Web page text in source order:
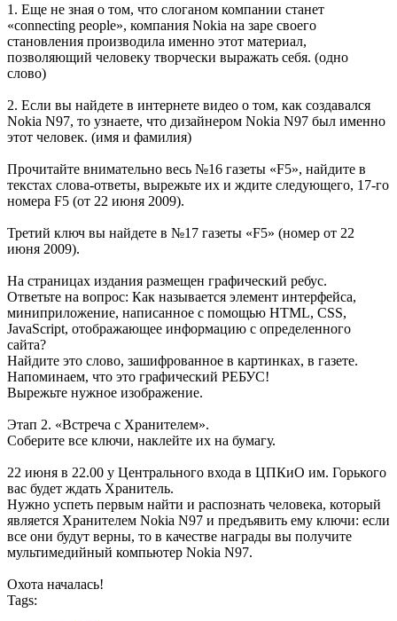
1. Еще не зная о том, что слоганом компании станет
«connecting people», компания Nokia на заре своего
становления производила именно этот материал,
позволяющий человеку творчески выражать себя. (одно
слово)
2. Если вы найдете в интернете видео о том, как создавался
Nokia N97, то узнаете, что дизайнером Nokia N97 был именно
этот человек. (имя и фамилия)
Прочитайте внимательно весь №16 газеты «F5», найдите в
текстах слова-ответы, вырежьте их и ждите следующего, 17-го
номера F5 (от 22 июня 2009).
Третий ключ вы найдете в №17 газеты «F5» (номер от 22
июня 2009).
На cтраницах издания размещен графический ребус.
Ответьте на вопрос: Как называется элемент интерфейса,
миниприложение, написанное с помощью HTML, CSS,
JavaScript, отображающее информацию с определенного
сайта?
Найдите это слово, зашифрованное в картинках, в газете.
Напоминаем, что это графический РЕБУС!
Вырежьте нужное изображение.
Этап 2. «Встреча с Хранителем».
Соберите все ключи, наклейте их на бумагу.
22 июня в 22.00 у Центрального входа в ЦПКиО им. Горького
вас будет ждать Хранитель.
Нужно успеть первым найти и распознать человека, который
является Хранителем Nokia N97 и предъявить ему ключи: если
все они будут верны, то в качестве награды вы получите
мультимедийный компьютер Nokia N97.
Охота началась!
Tags: